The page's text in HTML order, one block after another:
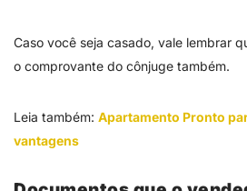
Caso você seja casado, vale lembrar
o comprovante do cônjuge também.
Leia também: Apartamento Pronto
vantagens